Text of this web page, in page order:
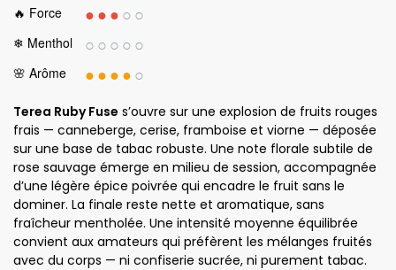
🔥 Force ●●●○○
❄ Menthol ○○○○○
🌸 Arôme ●●●●○
Terea Ruby Fuse s’ouvre sur une explosion de fruits rouges
frais — canneberge, cerise, framboise et viorne — déposée
sur une base de tabac robuste. Une note florale subtile de
rose sauvage émerge en milieu de session, accompagnée
d’une légère épice poivrée qui encadre le fruit sans le
dominer. La finale reste nette et aromatique, sans
fraîcheur mentholée. Une intensité moyenne équilibrée
convient aux amateurs qui préfèrent les mélanges fruités
avec du corps — ni confiserie sucrée, ni purement tabac.